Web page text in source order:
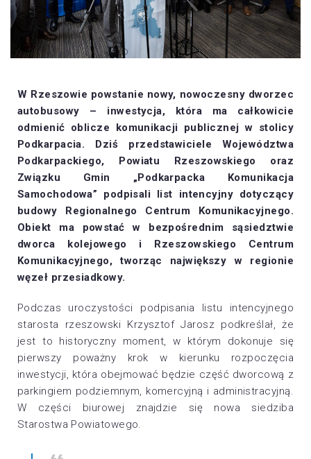
W Rzeszowie powstanie nowy, nowoczesny dworzec
autobusowy – inwestycja, która ma całkowicie
odmienić oblicze komunikacji publicznej w stolicy
Podkarpacia. Dziś przedstawiciele Województwa
Podkarpackiego, Powiatu Rzeszowskiego oraz
Związku Gmin „Podkarpacka Komunikacja
Samochodowa” podpisali list intencyjny dotyczący
budowy Regionalnego Centrum Komunikacyjnego.
Obiekt ma powstać w bezpośrednim sąsiedztwie
dworca kolejowego i Rzeszowskiego Centrum
Komunikacyjnego, tworząc największy w regionie
węzeł przesiadkowy.
Podczas uroczystości podpisania listu intencyjnego
starosta rzeszowski Krzysztof Jarosz podkreślał, że
jest to historyczny moment, w którym dokonuje się
pierwszy poważny krok w kierunku rozpoczęcia
inwestycji, która obejmować będzie część dworcową z
parkingiem podziemnym, komercyjną i administracyjną.
W części biurowej znajdzie się nowa siedziba
Starostwa Powiatowego.